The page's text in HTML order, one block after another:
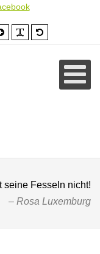
Schrift
größer
seine Fesseln nicht!
Rosa Luxemburg